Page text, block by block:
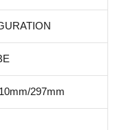
297mm